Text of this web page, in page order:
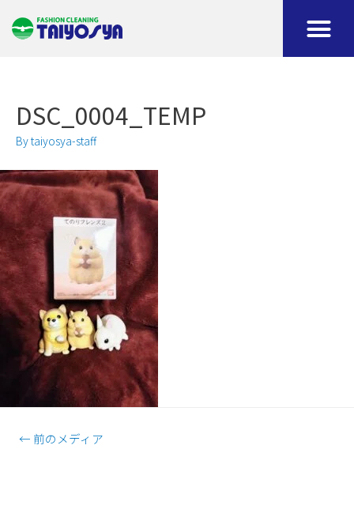
DSC_0004_TEMP
Bytaiyosya-staff
← 前のメディア